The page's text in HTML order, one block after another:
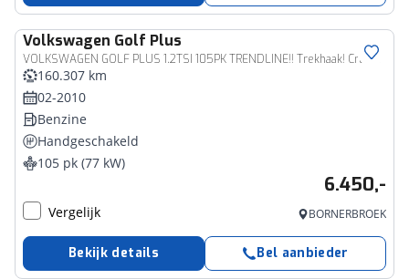
Volkswagen Golf Plus
VOLKSWAGEN GOLF PLUS 1.2TSI 105PK TRENDLINE!! Trekhaak! Cruise!
160.307 km
02-2010
Benzine
Handgeschakeld
105 pk (77 kW)
6.450,-
Vergelijk BORNERBROEK
Bekijk details Bel aanbieder